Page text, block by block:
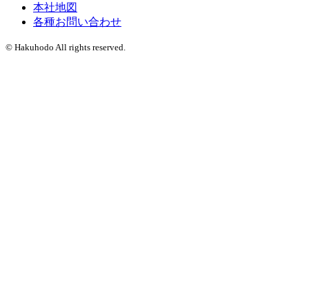
本社地図
各種お問い合わせ
© Hakuhodo All rights reserved.